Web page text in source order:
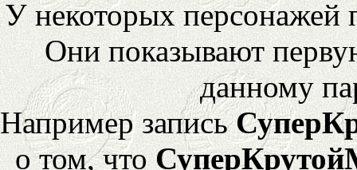
У некоторых персонажей
Они показывают
данному
Например запись
о том, что